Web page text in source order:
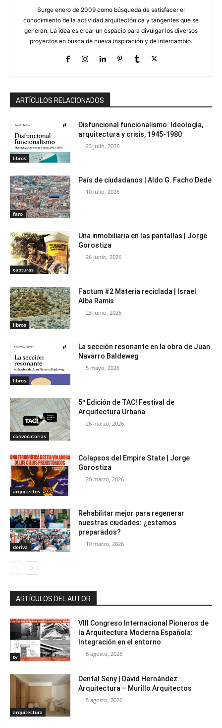
Surge enero de 2009 como búsqueda de satisfacer el
conocimiento de la actividad arquitectónica y tangentes que se
generan. La idea es crear un espacio para divulgar los diversos
proyectos en busca de nueva inspiración y de intercambio.
ARTÍCULOS RELACIONADOS
libros
Disfuncional funcionalismo. Ideología,
arquitectura y crisis, 1945-1980
23 julio, 2026
faro
País de ciudadanos | Aldo G. Facho Dede
10 julio, 2026
capturas
Una inmobiliaria en las pantallas | Jorge
Gorostiza
26 junio, 2026
libros
Factum #2 Materia reciclada | Israel
Alba Ramis
23 junio, 2026
libros
La sección resonante en la obra de Juan
Navarro Baldeweg
5 mayo, 2026
convocatorias
5º Edición de TAC! Festival de
Arquitectura Urbana
26 marzo, 2026
arquitectos
Colapsos del Empire State | Jorge
Gorostiza
20 marzo, 2026
deriva
Rehabilitar mejor para regenerar
nuestras ciudades: ¿estamos
preparados?
10 marzo, 2026
ARTÍCULOS DEL AUTOR
tv
VIII Congreso Internacional Pioneros de
la Arquitectura Moderna Española:
Integración en el entorno
6 agosto, 2026
arquitectura
Dental Seny | David Hernández
Arquitectura – Murillo Arquitectos
5 agosto, 2026